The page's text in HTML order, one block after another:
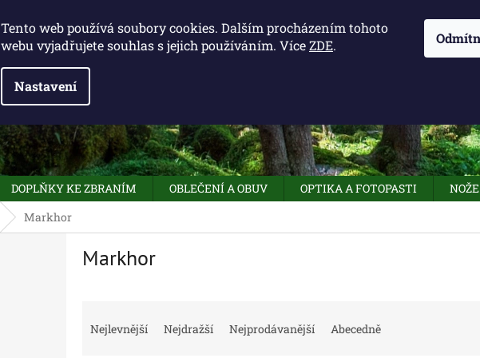
Tento web používá soubory cookies. Dalším procházením tohoto
webu vyjadřujete souhlas s jejich používáním. VíceZDE.
Nastavení
DOPLŇKY KE ZBRANÍM OBLEČENÍ A OBUV OPTIKA A FOTOPASTI NOŽE
Markhor
Markhor
Nejlevnější Nejdražší Nejprodávanější Abecedně